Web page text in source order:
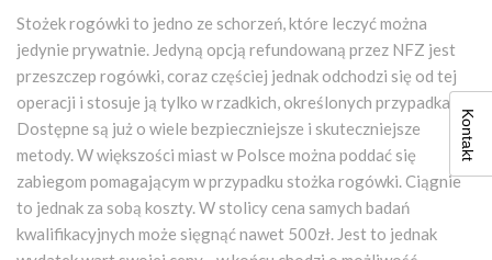
Stożek rogówki to jedno ze schorzeń, które leczyć można
jedynie prywatnie. Jedyną opcją refundowaną przez NFZ jest
przeszczep rogówki, coraz częściej jednak odchodzi się od tej
operacji i stosuje ją tylko w rzadkich, określonych przypadkach.
Dostępne są już o wiele bezpieczniejsze i skuteczniejsze
metody. W większości miast w Polsce można poddać się
zabiegom pomagającym w przypadku stożka rogówki. Ciągnie
to jednak za sobą koszty. W stolicy cena samych badań
kwalifikacyjnych może sięgnąć nawet 500zł. Jest to jednak
Kontakt